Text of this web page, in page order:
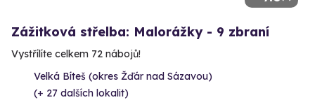
Zážitková střelba: Malorážky - 9 zbraní
Vystřílíte celkem 72 nábojů!
Velká Bíteš (okres Žďár nad Sázavou)
(+ 27 dalších lokalit)